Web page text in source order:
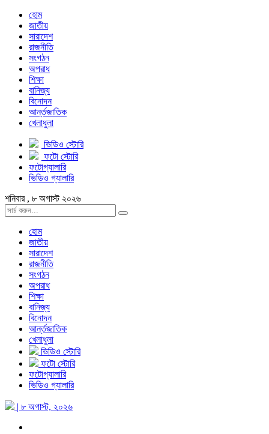
হোম
জাতীয়
সারাদেশ
রাজনীতি
সংগঠন
অপরাধ
শিক্ষা
বানিজ্য
বিনোদন
আর্ন্তজাতিক
খেলাধুলা
ভিডিও স্টোরি
ফটো স্টোরি
ফটোগ্যালারি
ভিডিও গ্যালারি
শনিবার , ৮ অগাস্ট ২০২৬
হোম
জাতীয়
সারাদেশ
রাজনীতি
সংগঠন
অপরাধ
শিক্ষা
বানিজ্য
বিনোদন
আর্ন্তজাতিক
খেলাধুলা
ভিডিও স্টোরি
ফটো স্টোরি
ফটোগ্যালারি
ভিডিও গ্যালারি
| ৮ অগাস্ট, ২০২৬